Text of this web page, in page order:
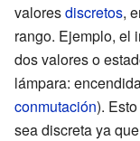
valoresdiscretos,
rango. Ejemplo, el
dos valores o
lámpara:
conmutación).
sea discreta ya